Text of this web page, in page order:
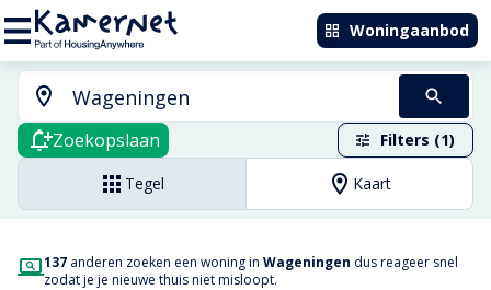
Woningaanbod
Zoekopslaan Filters (1)
Tegel Kaart
137 anderen zoeken een woning in Wageningen dus reageer snel
zodat je je nieuwe thuis niet misloopt.